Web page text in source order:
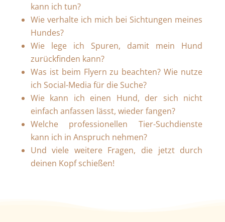
kann ich tun?
Wie verhalte ich mich bei Sichtungen meines
Hundes?
Wie lege ich Spuren, damit mein Hund
zurückfinden kann?
Was ist beim Flyern zu beachten? Wie nutze
ich Social-Media für die Suche?
Wie kann ich einen Hund, der sich nicht
einfach anfassen lässt, wieder fangen?
Welche professionellen Tier-Suchdienste
kann ich in Anspruch nehmen?
Und viele weitere Fragen, die jetzt durch
deinen Kopf schießen!